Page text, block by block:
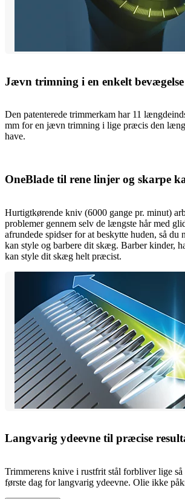
Jævn trimning i en enkelt bevægelse
Den patenterede trimmerkam har 11
mm for en jævn trimning i lige præcis den
have.
OneBlade til rene linjer og skarpe
Hurtigtkørende kniv (6000 gange pr. minut)
problemer gennem selv de længste hår med
afrundede spidser for at beskytte huden, så du
kan style og barbere dit skæg. Barber kinder,
kan style dit skæg helt præcist.
Langvarig ydeevne til præcise
Trimmerens knive i rustfrit stål forbliver lige så
første dag for langvarig ydeevne. Olie ikke